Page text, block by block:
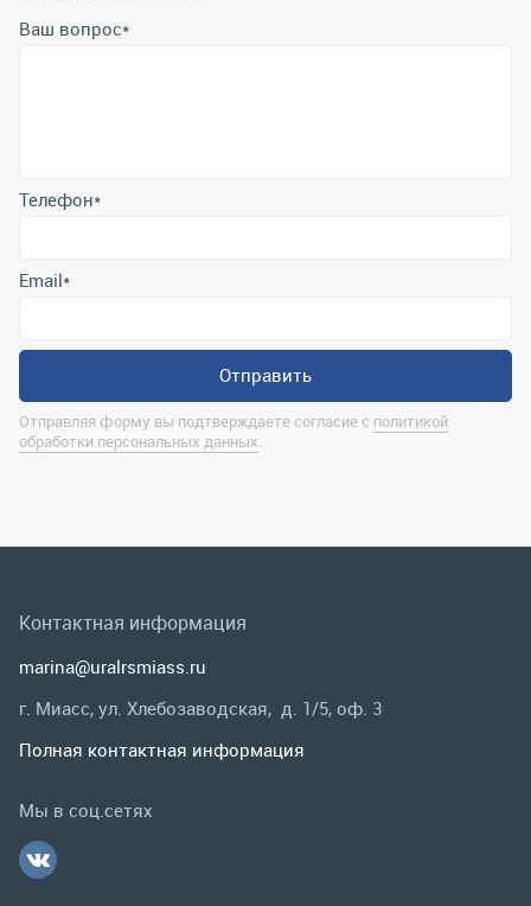
Ваш вопрос*
Отправляя форму вы подтверждаете согласие с
Спецпредложения
Контактная информация
marina@uralrsmiass.ru
Заказать звонок